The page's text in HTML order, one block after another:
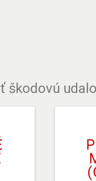
škodovú